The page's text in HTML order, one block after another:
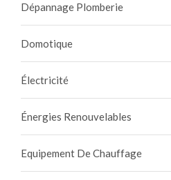
Dépannage Plomberie
Domotique
Électricité
Énergies Renouvelables
Equipement De Chauffage